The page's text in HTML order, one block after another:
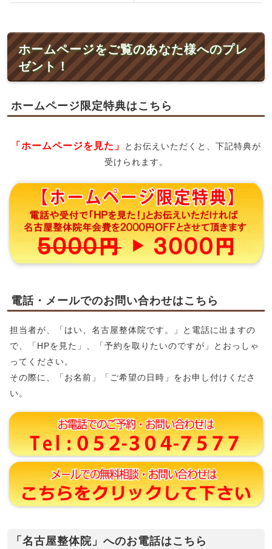
ホームページをご覧のあなた様へのプレ
ゼント！
ホームページ限定特典はこちら
「ホームページを見た」
とお伝えいただくと、下記特典が
受けられます。
電話・メールでのお問い合わせはこちら
担当者が、「はい、名古屋整体院です。」と電話に出ますの
で、「HPを見た」、「予約を取りたいのですが」とおっしゃ
ってください。
その際に、「お名前」「ご希望の日時」をお申し付けくださ
い。
「名古屋整体院」へのお電話はこちら